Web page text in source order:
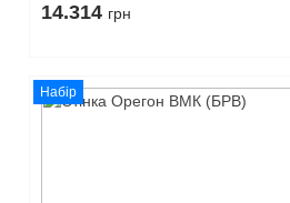
14.314 грн
Набір